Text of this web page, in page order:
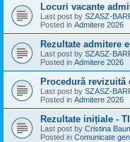
Locuri vacante
Last post by SZASZ-
Posted in Admitere 2026
Rezultate admitere
Last post by SZASZ-
Posted in Admitere 2026
Procedură revizuită
Last post by SZASZ-
Posted in Admitere 2026
Rezultate inițiale -
Last post by Cristina
Posted in Comunicate